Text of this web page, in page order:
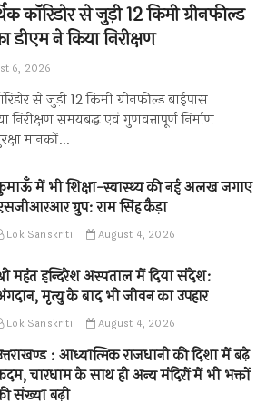
कॉरिडोर से जुड़ी 12 किमी ग्रीनफील्ड
डीएम ने किया निरीक्षण
6, 2026
से जुड़ी 12 किमी ग्रीनफील्ड बाईपास
निरीक्षण समयबद्ध एवं गुणवत्तापूर्ण निर्माण
मानकों…
में भी शिक्षा-स्वास्थ्य की नई अलख जगाए
ग्रुप: राम सिंह कैड़ा
Lok Sanskriti August 4, 2026
महंत इन्दिरेश अस्पताल में दिया संदेश:
मृत्यु के बाद भी जीवन का उपहार
Lok Sanskriti August 4, 2026
: आध्यात्मिक राजधानी की दिशा में बढ़े
चारधाम के साथ ही अन्य मंदिरों में भी भक्तों
संख्या बढ़ी